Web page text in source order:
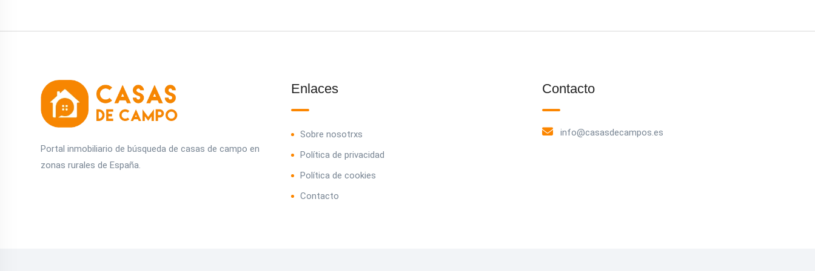
Portal inmobiliario de búsqueda de casas de campo en
zonas rurales de España.
Enlaces
Sobre nosotrxs
Política de privacidad
Política de cookies
Contacto
Contacto
info@casasdecampos.es